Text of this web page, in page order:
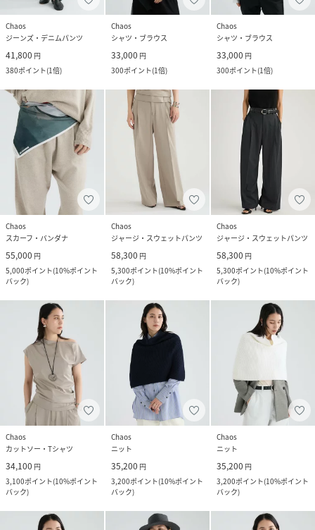
Chaos
ジーンズ・デニムパンツ
41,800 円
380ポイント(1倍)
Chaos
シャツ・ブラウス
33,000 円
300ポイント(1倍)
Chaos
シャツ・ブラウス
33,000 円
300ポイント(1倍)
Chaos
スカーフ・バンダナ
55,000 円
5,000ポイント(10%ポイント
バック)
Chaos
ジャージ・スウェットパンツ
58,300 円
5,300ポイント(10%ポイント
バック)
Chaos
ジャージ・スウェットパンツ
58,300 円
5,300ポイント(10%ポイント
バック)
Chaos
カットソー・Tシャツ
34,100 円
3,100ポイント(10%ポイント
バック)
Chaos
ニット
35,200 円
3,200ポイント(10%ポイント
バック)
Chaos
ニット
35,200 円
3,200ポイント(10%ポイント
バック)